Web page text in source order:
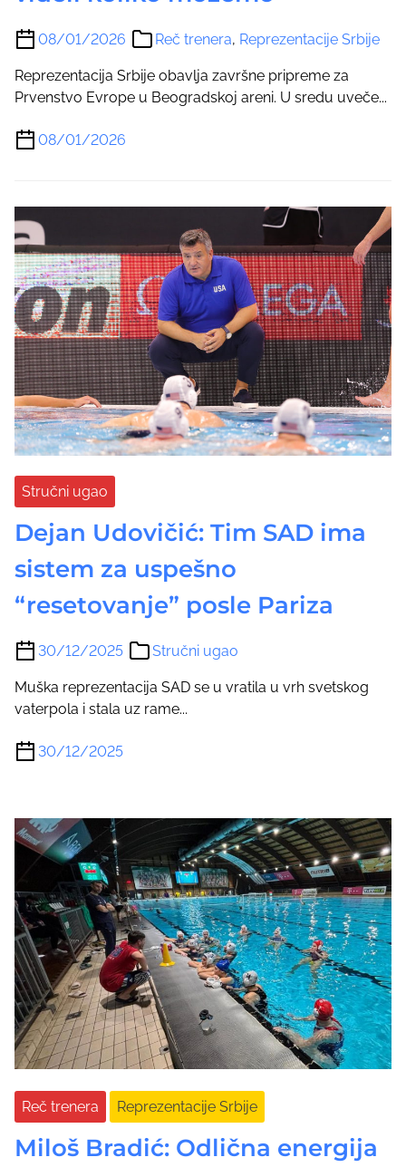
08/01/2026 Reč trenera, Reprezentacije Srbije
Reprezentacija Srbije obavlja završne pripreme za
Prvenstvo Evrope u Beogradskoj areni. U sredu uveče...
08/01/2026
Stručni ugao
Dejan Udovičić: Tim SAD ima
sistem za uspešno
“resetovanje” posle Pariza
30/12/2025 Stručni ugao
Muška reprezentacija SAD se u vratila u vrh svetskog
vaterpola i stala uz rame...
30/12/2025
Reč trenera Reprezentacije Srbije
Miloš Bradić: Odlična energija